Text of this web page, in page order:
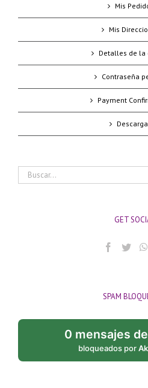
Mis
Mis
Detalles de la
Contraseña
Payment
Buscar:
GET
SPAM
0 mensajes
bloqueados por